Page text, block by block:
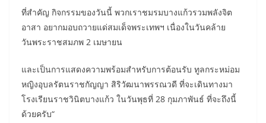
ที่สำคัญ กิจกรรมของวันนี้ พวกเราชมรมบางแก้วรวมพลังจิต
อาสา อยากมอบถวายแด่สมเด็จพระเทพฯ เนื่องในวันคล้าย
วันพระราชสมภพ 2 เมษายน
และเป็นการแสดงความพร้อมสำหรับการต้อนรับ ทูลกระหม่อม
หญิงอุบลรัตนราชกัญญา สิริวัฒนาพรรณวดี ที่จะเดินทางมา
โรงเรียนราชวินิตบางแก้ว ในวันพุธที่ 28 กุมภาพันธ์ ที่จะถึงนี้
ด้วยครับ“